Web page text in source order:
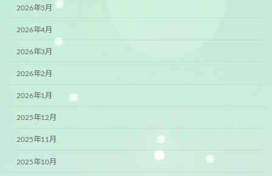
2026年5月
2026年4月
2026年3月
2026年2月
2026年1月
2025年12月
2025年11月
2025年10月